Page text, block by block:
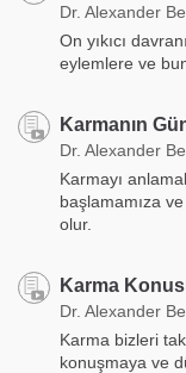
Dr. Alexander
On yıkıcı
eylemlere ve
Karmanın
Dr. Alexander
Karmayı
başlamamıza
olur.
Karma
Dr. Alexander
Karma bizleri
konuşmaya ve